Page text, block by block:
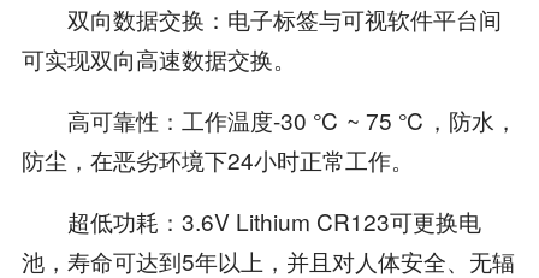
双向数据交换：电子标签与可视软件平台间
可实现双向高速数据交换。
高可靠性：工作温度-30 ℃ ~ 75 ℃，防水，
防尘，在恶劣环境下24小时正常工作。
超低功耗：3.6V Lithium CR123可更换电
池，寿命可达到5年以上，并且对人体安全、无辐